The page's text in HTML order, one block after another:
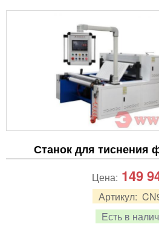
Станок для тиснения
Артикул:
Есть в
Цена: 149